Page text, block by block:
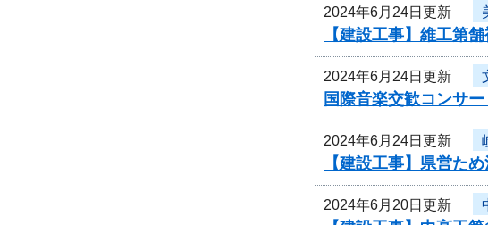
2024年6月24日更新
【建設工事】維工第
2024年6月24日更新
国際音楽交歓コンサ
2024年6月24日更新
【建設工事】県営た
2024年6月20日更新